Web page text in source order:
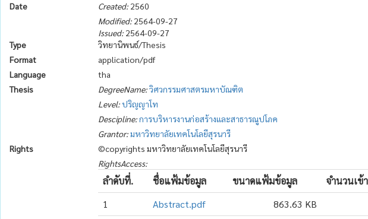
Date
Created: 2560
Modified: 2564-09-27
Issued: 2564-09-27
Type
วิทยานิพนธ์/Thesis
Format
application/pdf
Language
tha
Thesis
DegreeName:วิศวกรรมศาสตรมหาบัณฑิต
Level:ปริญญาโท
Descipline:การบริหารงานก่อสร้างและสาธารณูปโภค
Grantor:มหาวิทยาลัยเทคโนโลยีสุรนารี
Rights
©copyrights มหาวิทยาลัยเทคโนโลยีสุรนารี
RightsAccess:
ลำดับที่. ชื่อแฟ้มข้อมูล ขนาดแฟ้มข้อมูล จำนวนเข้
1
Abstract.pdf 863.63 KB